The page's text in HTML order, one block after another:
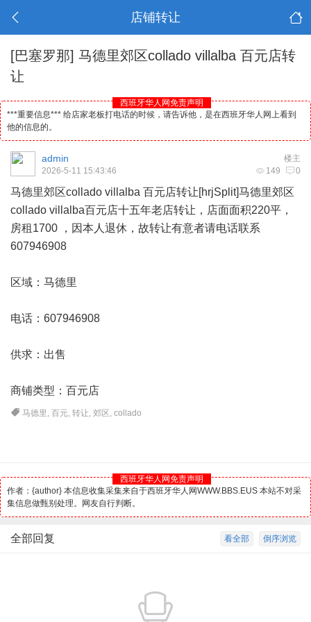
店铺转让
[巴塞罗那] 马德里郊区collado villalba 百元店转
让
西班牙华人网免责声明
***重要信息*** 给店家老板打电话的时候，请告诉他，是在西班牙华人网上看到
他的信息的。
楼主
admin
149 0
2026-5-11 15:43:46
马德里郊区collado villalba 百元店转让[hrjSplit]马德里郊区
collado villalba百元店十五年老店转让，店面面积220平，
房租1700 ，因本人退休，故转让有意者请电话联系
607946908
区域：马德里
电话：607946908
供求：出售
商铺类型：百元店
马德里 ,百元,转让,郊区 ,collado
西班牙华人网免责声明
作者：{author} 本信息收集采集来自于西班牙华人网WWW.BBS.EUS 本站不对采
集信息做甄别处理。网友自行判断。
倒序浏览
看全部
全部回复